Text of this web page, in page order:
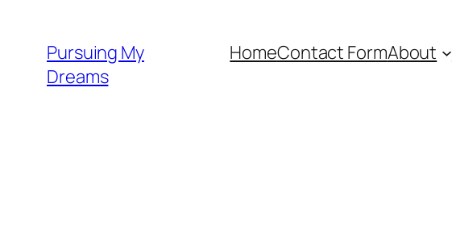
content
Pursuing My
Dreams
HomeContact FormAbout